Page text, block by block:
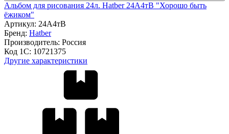
Альбом для рисования 24л. Hatber 24А4тВ "Хорошо быть
ёжиком"
Артикул: 24А4тВ
Бренд: Hatber
Производитель: Россия
Код 1С: 10721375
Другие характеристики